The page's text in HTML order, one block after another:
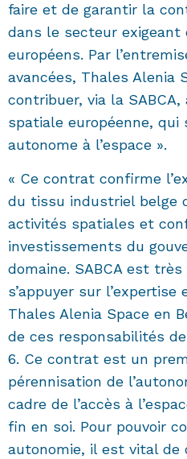
faire et de garantir la
dans le secteur exigeant
européens. Par
avancées, Thales Alenia
contribuer, via la
spatiale européenne,
autonome à l’espace ».
« Ce contrat confirme
du tissu industriel belge
activités spatiales et
investissements du
domaine. SABCA est
s’appuyer sur
Thales Alenia Space en
de ces responsabilités
6. Ce contrat est un
pérennisation de
cadre de l’accès à
fin en soi. Pour pouvoir
autonomie, il est vital de